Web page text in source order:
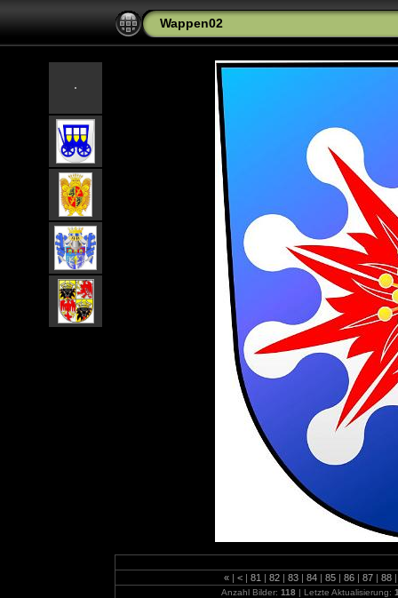
Wappen02
« | < | 81 | 82 | 83 | 84 | 85 | 86 | 87 | 88 |
Anzahl Bilder: 118 | Letzte Aktualisierung: